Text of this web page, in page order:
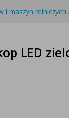
LED
i maszyn rolniczych
LED